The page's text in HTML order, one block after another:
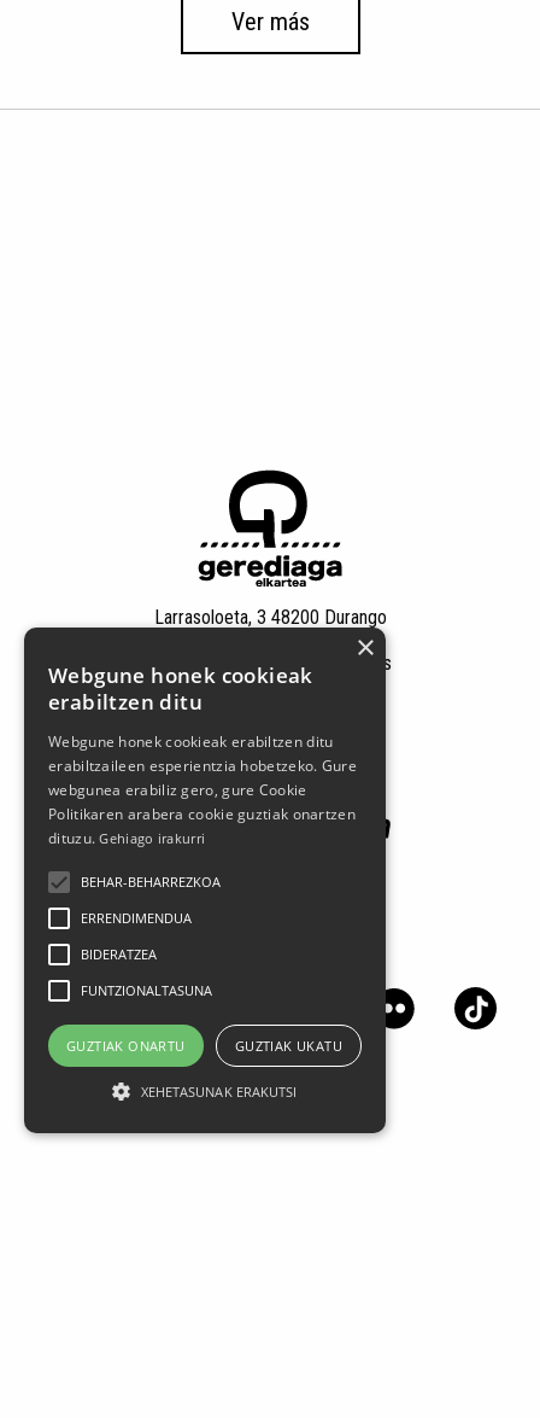
Ver más
Larrasoloeta, 3 48200 Durango
gerediaga@durangokoazoka.eus
Síguenos en las redes sociales
×
Webgune honek cookieak
erabiltzen ditu
Webgune honek cookieak erabiltzen ditu
erabiltzaileen esperientzia hobetzeko. Gure
webgunea erabiliz gero, gure Cookie
Politikaren arabera cookie guztiak onartzen
dituzu.Gehiago irakurri
BEHAR-BEHARREZKOA
ERRENDIMENDUA
BIDERATZEA
FUNTZIONALTASUNA
GUZTIAK ONARTU GUZTIAK UKATU
XEHETASUNAK ERAKUTSI